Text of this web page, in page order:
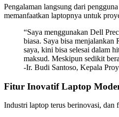
Pengalaman langsung dari
memanfaatkan laptopnya untuk
“Saya menggunakan Dell
biasa. Saya bisa
saya, kini bisa selesai dalam
maksud. Meskipun sedikit
-Ir. Budi Santoso, Kepala
Fitur Inovatif Laptop
Industri laptop terus berinovasi,